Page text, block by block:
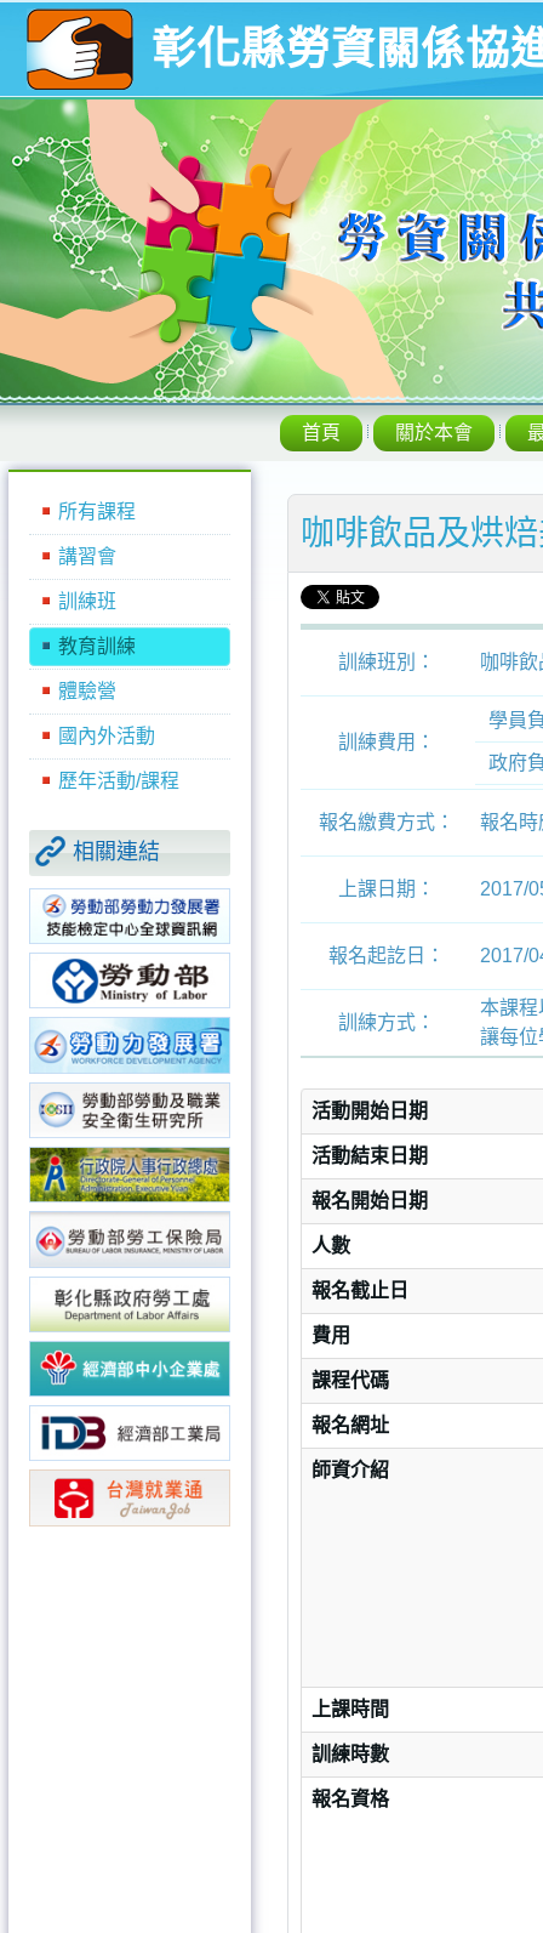
彰化縣勞資關係協
首頁 關於本會
所有課程
講習會
訓練班
教育訓練
體驗營
國內外活動
歷年活動/課程
相關連結
咖啡飲品及烘
訓練班別： 咖啡
訓練費用：
學員
政府
報名繳費方式： 報名時
上課日期： 2017/
報名起訖日： 2017/
訓練方式：
本課程
讓每位
活動開始日期
活動結束日期
報名開始日期
人數
報名截止日
費用
課程代碼
報名網址
師資介紹
上課時間
訓練時數
報名資格